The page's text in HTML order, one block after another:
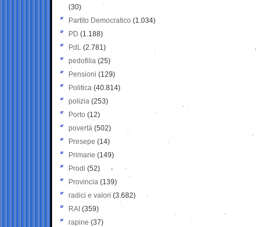
(30)
Partito Democratico (1.034)
PD (1.188)
PdL (2.781)
pedofilia (25)
Pensioni (129)
Politica (40.814)
polizia (253)
Porto (12)
povertà (502)
Presepe (14)
Primarie (149)
Prodi (52)
Provincia (139)
radici e valori (3.682)
RAI (359)
rapine (37)